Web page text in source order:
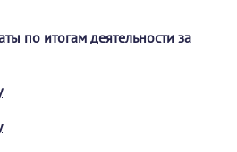
по итогам деятельности за